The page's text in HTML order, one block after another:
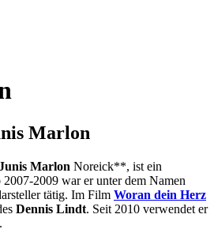
Marlon
Marlon Noreick**, ist ein
2007-2009 war er unter dem Namen
tätig. Im Film Woran dein Herz
Dennis Lindt. Seit 2010 verwendet er
.